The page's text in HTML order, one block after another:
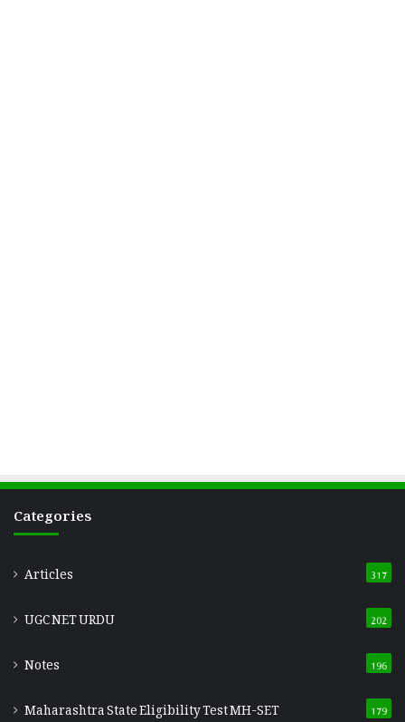
Categories
Articles 317
UGC NET URDU 202
Notes 196
Maharashtra State Eligibility TestMH-SET 179